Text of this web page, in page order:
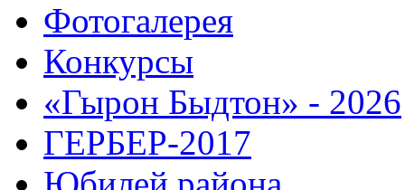
Фотогалерея
Конкурсы
«Гырон Быдтон» - 2026
ГЕРБЕР-2017